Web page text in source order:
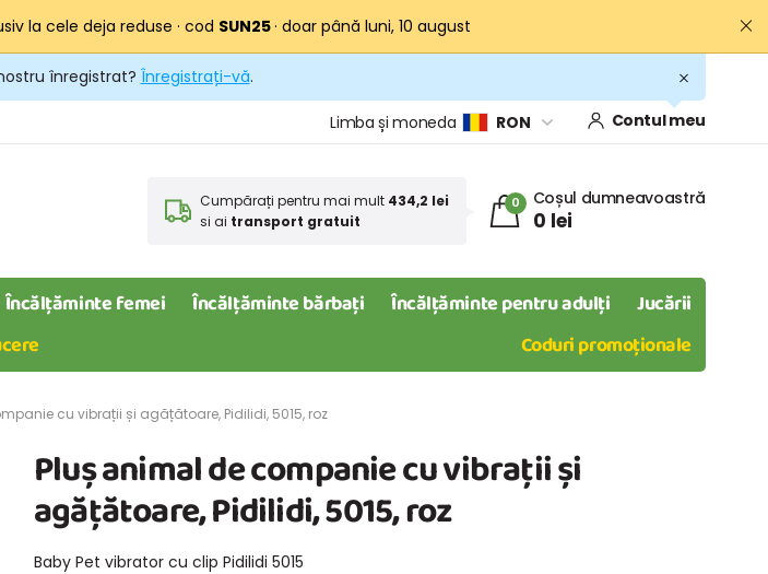
la cele deja reduse · cod SUN25· doar până luni, 10 august
înregistrat? Înregistrați-vă.
Limba și moneda RON Contul meu
Cumpărați pentru mai mult 434,2 lei
si ai transport gratuit
0 Coșul dumneavoastră
0 lei
Încălțăminte femei Încălțăminte bărbați Încălțăminte pentru adulți
Jucării
Coduri promoționale
cu vibrații și agățătoare, Pidilidi, 5015, roz
Pluș animal de companie cu vibrații și
agățătoare, Pidilidi, 5015, roz
Baby Pet vibrator cu clip Pidilidi 5015